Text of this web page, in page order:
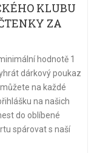
KLUBU
ZA
hodnotě 1
dárkový poukaz
na každé
na našich
do oblíbené
spárovat s naší